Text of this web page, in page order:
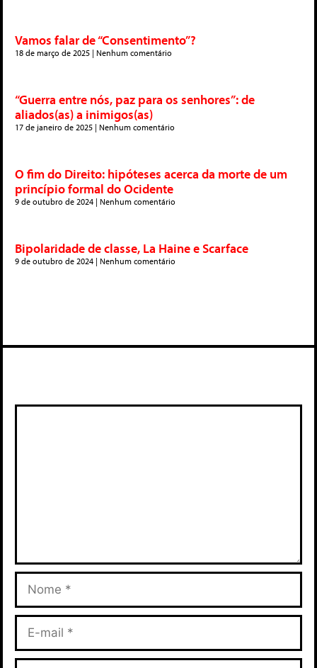
Vamos falar de “Consentimento”?
18 de março de 2025 Nenhum comentário
“Guerra entre nós, paz para os senhores”: de
aliados(as) a inimigos(as)
17 de janeiro de 2025 Nenhum comentário
O fim do Direito: hipóteses acerca da morte de um
princípio formal do Ocidente
9 de outubro de 2024 Nenhum comentário
Bipolaridade de classe, La Haine e Scarface
9 de outubro de 2024 Nenhum comentário